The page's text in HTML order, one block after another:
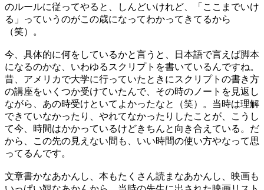
のルールに従ってやると、しんどいけれど、「ここまでいけ
る」っていうのがこの歳になってわかってきてるから
（笑）。
今、具体的に何をしているかと言うと、日本語で言えば脚本
になるのかな、いわゆるスクリプトを書いているんですね。
昔、アメリカで大学に行っていたときにスクリプトの書き方
の講座をいくつか受けていたんで、その時のノートを見返し
ながら、あの時受けといてよかったなと（笑）。当時は理解
できていなかったり、やれてなかったりしたことが、こうし
て今、時間はかかっているけどきちんと向き合えている。だ
から、この先の見えない間も、いい時間の使い方やなって思
ってるんです。
文章書かなあかんし、本もたくさん読まなあかんし、映画も